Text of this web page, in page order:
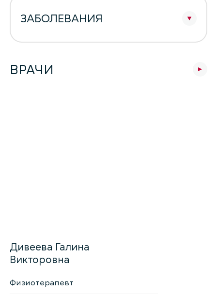
ЗАБОЛЕВАНИЯ
ВРАЧИ
Дивеева Галина
Викторовна
Физиотерапевт